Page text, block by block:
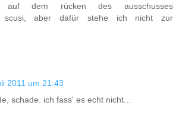
auf dem rücken des ausschusses
scusi, aber dafür stehe ich nicht zur
2011 um 21:43
schade. ich fass' es echt nicht...